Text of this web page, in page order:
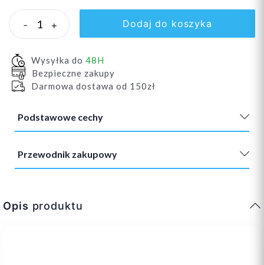
- + Dodaj do koszyka
Wysyłka do 48H
Bezpieczne zakupy
Darmowa dostawa od 150zł
Podstawowe cechy
Przewodnik zakupowy
Opis produktu